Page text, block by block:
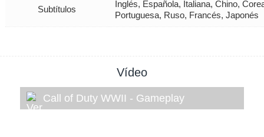
Subtítulos
Inglés, Española, Italiana, Chino,
Portuguesa, Ruso, Francés, Japonés
Vídeo
Call of Duty WWII - Gameplay